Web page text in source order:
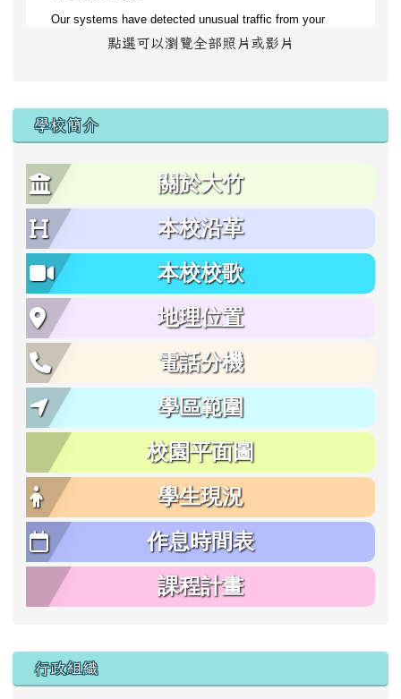
點選可以瀏覽全部照片或影片
學校簡介
關於大竹
本校沿革
本校校歌
地理位置
電話分機
學區範圍
校園平面圖
學生現況
作息時間表
課程計畫
行政組織